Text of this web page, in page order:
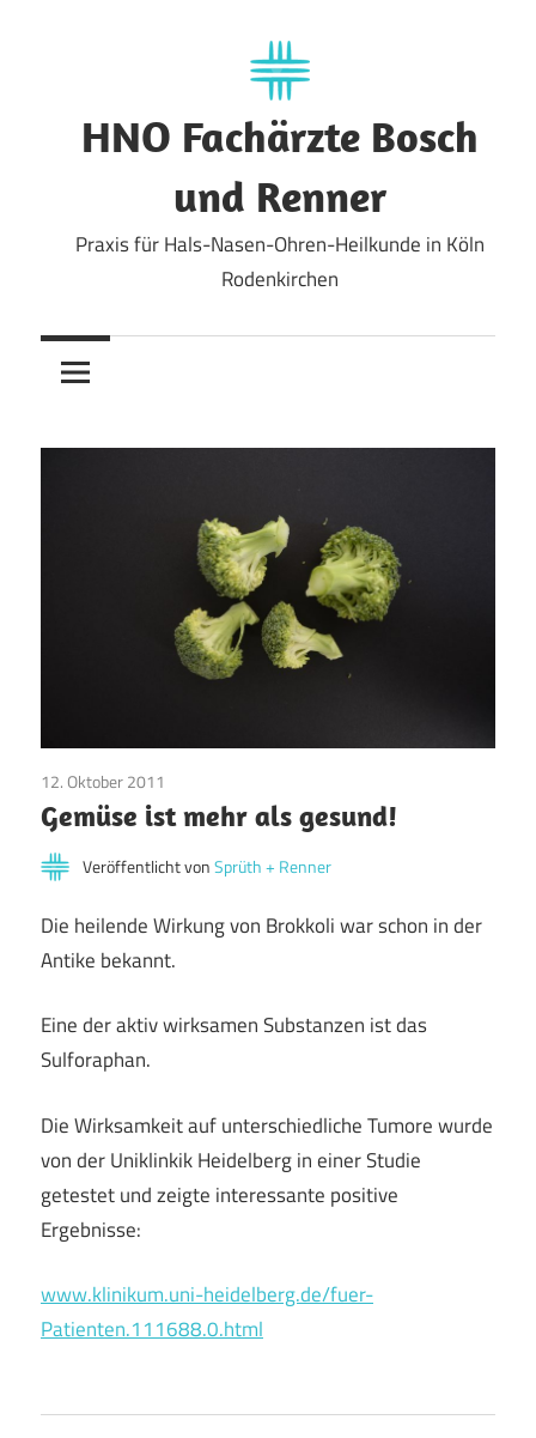
HNO Fachärzte Bosch
und Renner
Praxis für Hals-Nasen-Ohren-Heilkunde in Köln
Rodenkirchen
12. Oktober 2011
Gemüse ist mehr als gesund!
Veröffentlicht vonSprüth + Renner
Die heilende Wirkung von Brokkoli war schon in der
Antike bekannt.
Eine der aktiv wirksamen Substanzen ist das
Sulforaphan.
Die Wirksamkeit auf unterschiedliche Tumore wurde
von der Uniklinkik Heidelberg in einer Studie
getestet und zeigte interessante positive
Ergebnisse:
www.klinikum.uni-heidelberg.de/fuer-
Patienten.111688.0.html